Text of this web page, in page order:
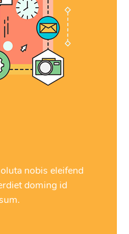
nobis eleifend
doming id